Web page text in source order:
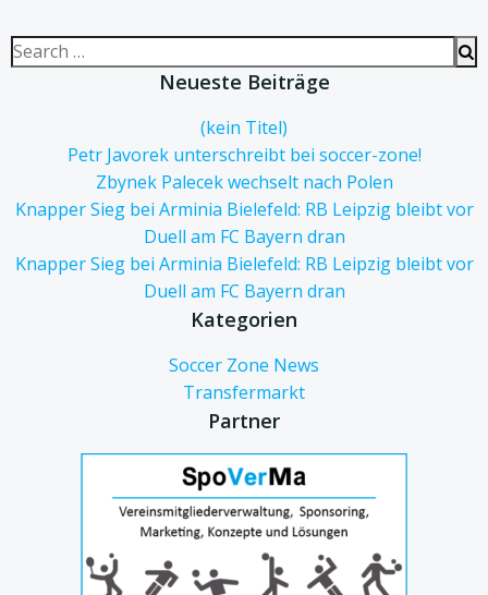
Search
for:
Neueste Beiträge
(kein Titel)
Petr Javorek unterschreibt bei soccer-zone!
Zbynek Palecek wechselt nach Polen
Knapper Sieg bei Arminia Bielefeld: RB Leipzig bleibt vor
Duell am FC Bayern dran
Knapper Sieg bei Arminia Bielefeld: RB Leipzig bleibt vor
Duell am FC Bayern dran
Kategorien
Soccer Zone News
Transfermarkt
Partner